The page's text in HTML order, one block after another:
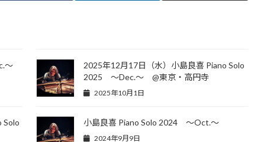
～
2025年12月17日（水）小島良喜 Piano Solo
2025 ～Dec.～ @東京・高円寺
2025年10月1日
Solo
小島良喜 Piano Solo 2024 ～Oct.～
2024年9月9日